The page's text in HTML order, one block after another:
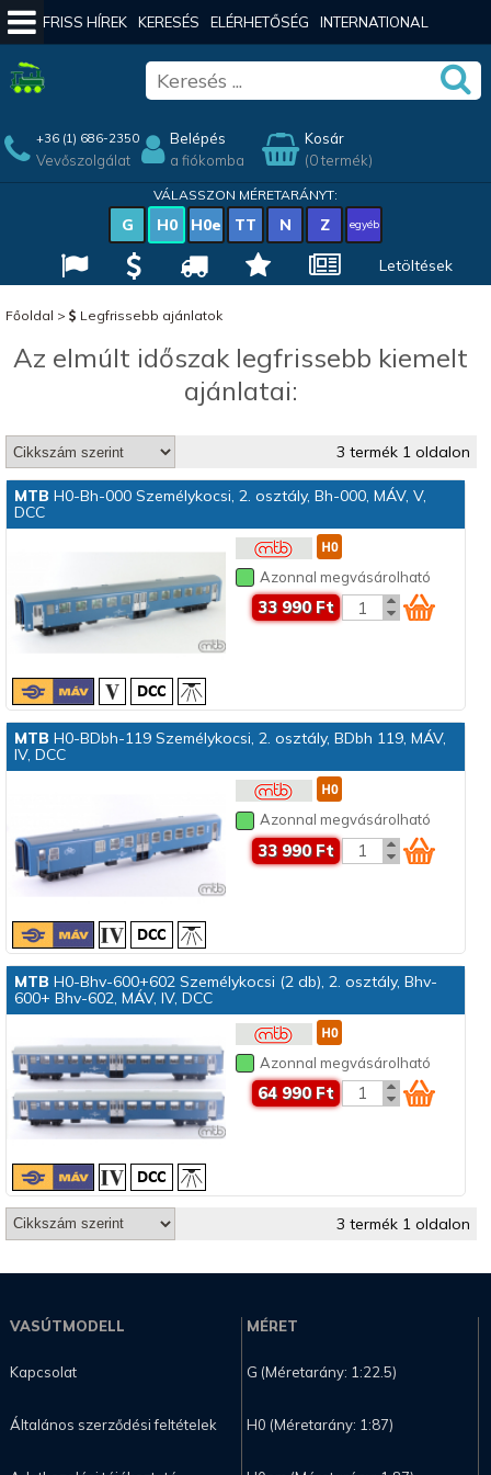
FRISS HÍREK KERESÉS ELÉRHETŐSÉG INTERNATIONAL
+36 (1) 686-2350
Vevőszolgálat
Belépés
a fiókomba
Kosár
(0 termék)
VÁLASSZON MÉRETARÁNYT:
G H0 H0e TT N Z egyéb
Letöltések
Főoldal > Legfrissebb ajánlatok
Az elmúlt időszak legfrissebb kiemelt
ajánlatai:
3 termék 1 oldalon
MTB H0-Bh-000 Személykocsi, 2. osztály, Bh-000, MÁV, V,
DCC
Azonnal megvásárolható
33 990 Ft
MTB H0-BDbh-119 Személykocsi, 2. osztály, BDbh 119, MÁV,
IV, DCC
Azonnal megvásárolható
33 990 Ft
MTB H0-Bhv-600+602 Személykocsi (2 db), 2. osztály, Bhv-
600+ Bhv-602, MÁV, IV, DCC
Azonnal megvásárolható
64 990 Ft
3 termék 1 oldalon
VASÚTMODELL
Kapcsolat
Általános szerződési feltételek
MÉRET
G (Méretarány: 1:22.5)
H0 (Méretarány: 1:87)